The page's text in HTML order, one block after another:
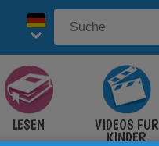
LESEN VIDEOS FÜR
KINDER